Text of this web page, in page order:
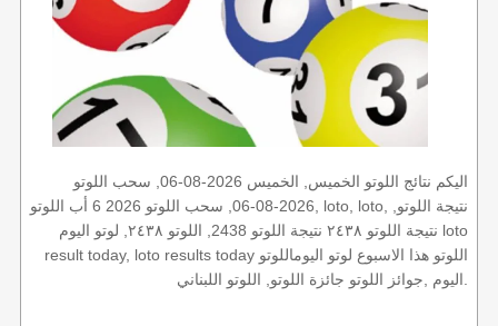
اليكم نتائج اللوتو الخميس, الخميس 2026-08-06, سحب اللوتو
2026-08-06, سحب اللوتو 2026 6 أب اللوتو, loto, loto, نتيجة اللوتو,
نتيجة اللوتو ٢٤٣٨ نتيجة اللوتو 2438, اللوتو ٢٤٣٨, لوتو اليوم loto
result today, loto results today اللوتو هذا الاسبوع لوتو اليوماللوتو